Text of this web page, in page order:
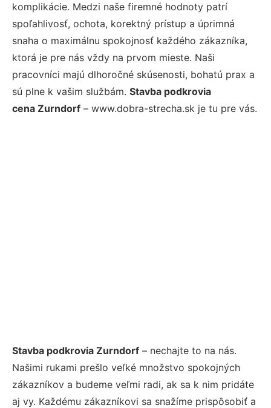
komplikácie. Medzi naše firemné hodnoty patrí
spoľahlivosť, ochota, korektný prístup a úprimná
snaha o maximálnu spokojnosť každého zákazníka,
ktorá je pre nás vždy na prvom mieste. Naši
pracovníci majú dlhoročné skúsenosti, bohatú prax a
sú plne k vašim službám. Stavba podkrovia
cena Zurndorf – www.dobra-strecha.sk je tu pre vás.
Stavba podkrovia Zurndorf – nechajte to na nás.
Našimi rukami prešlo veľké množstvo spokojných
zákazníkov a budeme veľmi radi, ak sa k nim pridáte
aj vy. Každému zákazníkovi sa snažíme prispôsobiť a